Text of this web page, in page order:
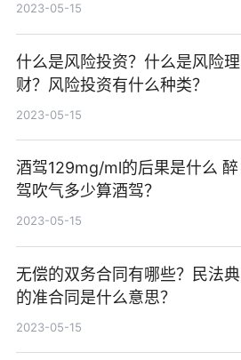
2023-05-15
什么是风险投资？什么是风险理
财？风险投资有什么种类？
2023-05-15
酒驾129mg/ml的后果是什么 醉
驾吹气多少算酒驾？
2023-05-15
无偿的双务合同有哪些？民法典
的准合同是什么意思？
2023-05-15